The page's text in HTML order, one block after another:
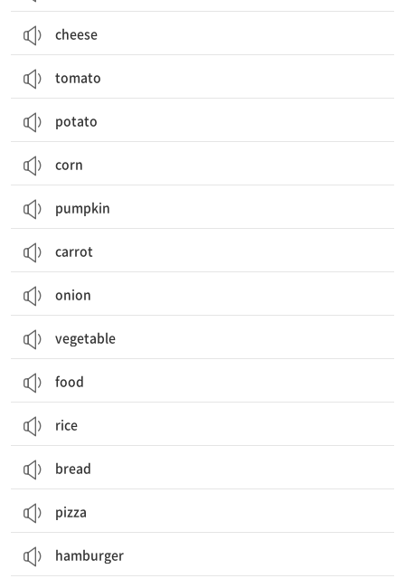
cheese
tomato
potato
corn
pumpkin
carrot
onion
vegetable
food
rice
bread
pizza
hamburger